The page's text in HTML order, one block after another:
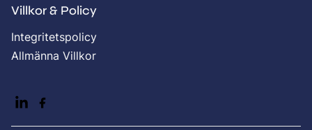
Villkor & Policy
Integritetspolicy
Allmänna Villkor